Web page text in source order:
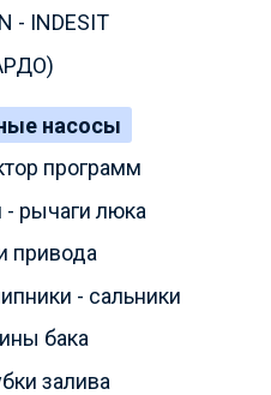
- INDESIT
насосы
программ
- рычаги люка
привода
- сальники
бака
залива